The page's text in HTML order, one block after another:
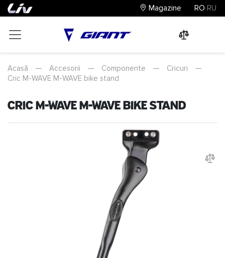
Magazine RO RU
Acasă — Accesorii — Componente — Cricuri
—
Cric M-WAVE M-WAVE bike stand
Cric M-WAVE M-WAVE bike stand